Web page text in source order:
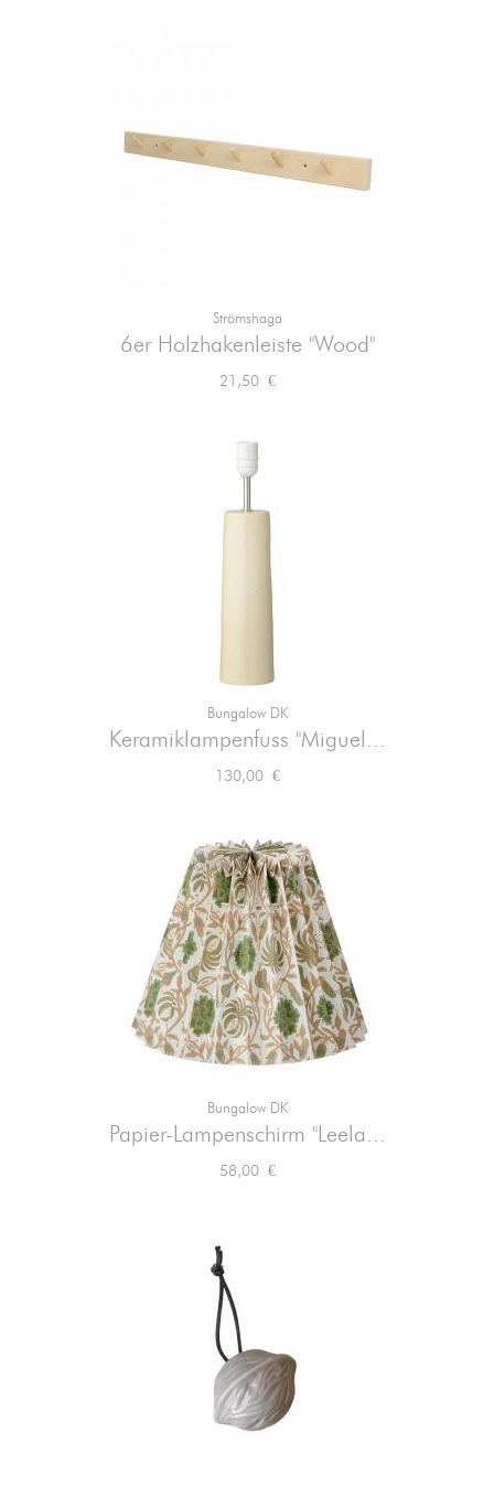
Strömshaga
6er Holzhakenleiste "Wood"
Preis
21,50 €
Bungalow DK
Keramiklampenfuss "Miguel...
Preis
130,00 €
Bungalow DK
Papier-Lampenschirm "Leela...
Preis
58,00 €